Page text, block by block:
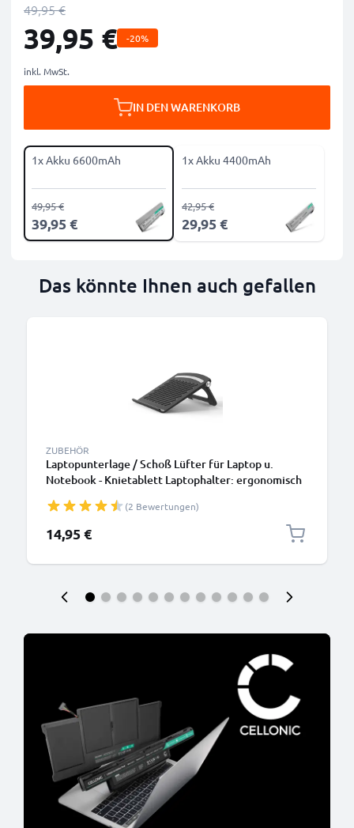
49,95 €
39,95 € -20%
inkl. MwSt.
IN DEN WARENKORB
1x Akku 6600mAh
39,95 €
49,95 €
1x Akku 4400mAh
29,95 €
42,95 €
Das könnte Ihnen auch gefallen
ZUBEHÖR
Laptopunterlage / Schoß Lüfter für Laptop u.
Notebook - Knietablett Laptophalter: ergonomisch
Lapstand: Erhöhung, Kühler, Bettauflage
(2 Bewertungen)
14,95 €